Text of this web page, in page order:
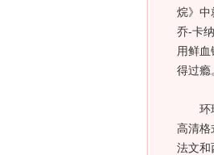
烷》中
乔-卡
用鲜
得过瘾
环球
高清格
法文和